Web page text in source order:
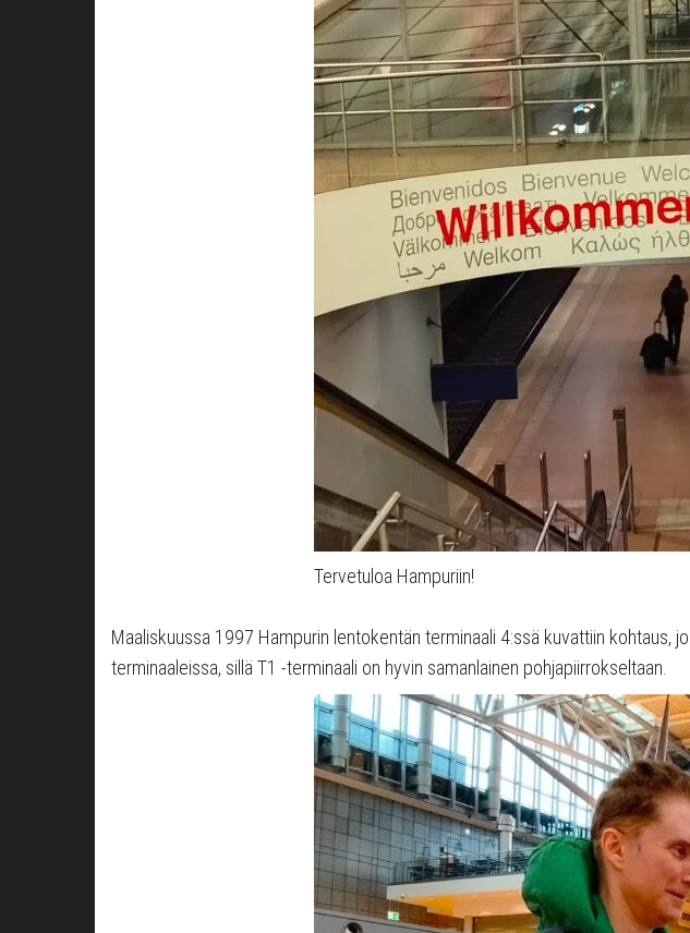
Tervetuloa Hampuriin!
Maaliskuussa 1997 Hampurin lentokentän terminaali 4:ssä kuvattiin kohtaus,
terminaaleissa, sillä T1 -terminaali on hyvin samanlainen pohjapiirrokseltaan.